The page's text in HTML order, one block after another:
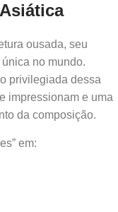
ousada, seu
no mundo.
privilegiada dessa
impressionam e uma
da composição.
em: